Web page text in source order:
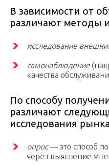
В зависимости от
различают методы
исследование
самонаблюдение
качества
По способу
различают
исследования
опрос— это способ
через выяснение